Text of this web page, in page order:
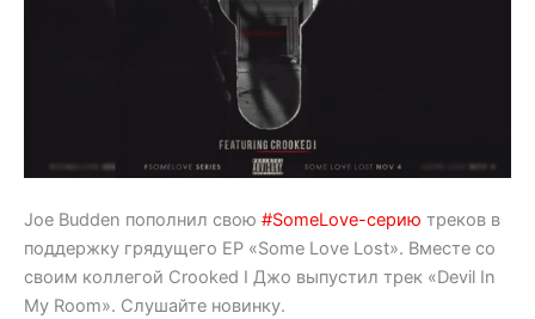
Joe Budden пополнил свою #SomeLove-серию треков в
поддержку грядущего EP «Some Love Lost». Вместе со
своим коллегой Crooked I Джо выпустил трек «Devil In
My Room». Слушайте новинку.